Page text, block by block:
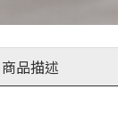
商品描述